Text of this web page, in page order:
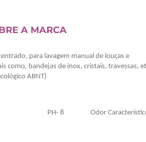
A MARCA
para lavagem manual de louças e
como, bandejas de inox, cristais, travessas,
ABNT)
PH- 8 Odor